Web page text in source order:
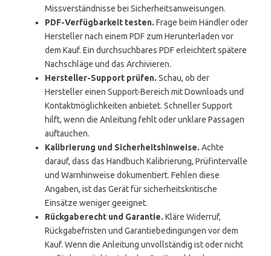
Missverständnisse bei Sicherheitsanweisungen.
PDF-Verfügbarkeit testen. Frage beim Händler oder
Hersteller nach einem PDF zum Herunterladen vor
dem Kauf. Ein durchsuchbares PDF erleichtert spätere
Nachschläge und das Archivieren.
Hersteller-Support prüfen. Schau, ob der
Hersteller einen Support-Bereich mit Downloads und
Kontaktmöglichkeiten anbietet. Schneller Support
hilft, wenn die Anleitung fehlt oder unklare Passagen
auftauchen.
Kalibrierung und Sicherheitshinweise. Achte
darauf, dass das Handbuch Kalibrierung, Prüfintervalle
und Warnhinweise dokumentiert. Fehlen diese
Angaben, ist das Gerät für sicherheitskritische
Einsätze weniger geeignet.
Rückgaberecht und Garantie. Kläre Widerruf,
Rückgabefristen und Garantiebedingungen vor dem
Kauf. Wenn die Anleitung unvollständig ist oder nicht